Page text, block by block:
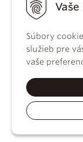
Súbory
služieb pre
vaše
KBS